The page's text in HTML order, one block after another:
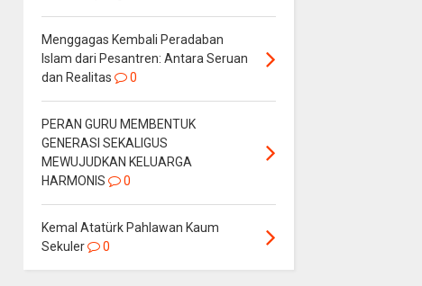
Menggagas Kembali Peradaban
Islam dari Pesantren: Antara Seruan
dan Realitas
0
PERAN GURU MEMBENTUK
GENERASI SEKALIGUS
MEWUJUDKAN KELUARGA
HARMONIS
0
Kemal Atatürk Pahlawan Kaum
Sekuler
0